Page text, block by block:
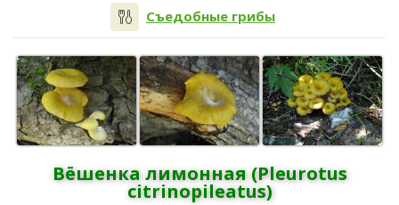
Съедобные грибы
Вёшенка лимонная (Pleurotus
citrinopileatus)